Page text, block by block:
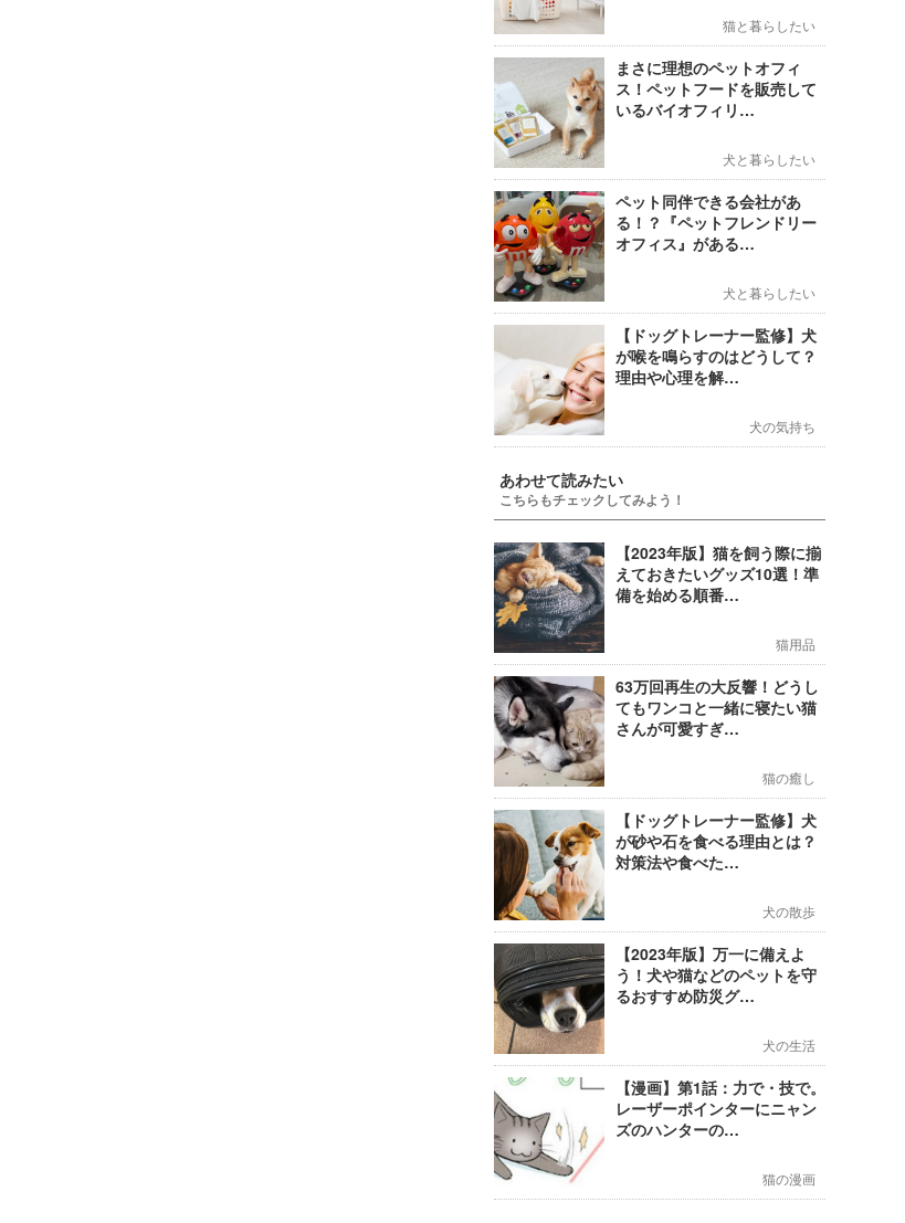
猫と暮らしたい
まさに理想のペットオフィ
ス！ペットフードを販売して
いるバイオフィリ…
犬と暮らしたい
ペット同伴できる会社があ
る！？『ペットフレンドリー
オフィス』がある…
犬と暮らしたい
【ドッグトレーナー監修】犬
が喉を鳴らすのはどうして？
理由や心理を解…
犬の気持ち
あわせて読みたい
こちらもチェックしてみよう！
【2023年版】猫を飼う際に揃
えておきたいグッズ10選！準
備を始める順番…
猫用品
63万回再生の大反響！どうし
てもワンコと一緒に寝たい猫
さんが可愛すぎ…
猫の癒し
【ドッグトレーナー監修】犬
が砂や石を食べる理由とは？
対策法や食べた…
犬の散歩
【2023年版】万一に備えよ
う！犬や猫などのペットを守
るおすすめ防災グ…
犬の生活
【漫画】第1話：力で・技で。
レーザーポインターにニャン
ズのハンターの…
猫の漫画